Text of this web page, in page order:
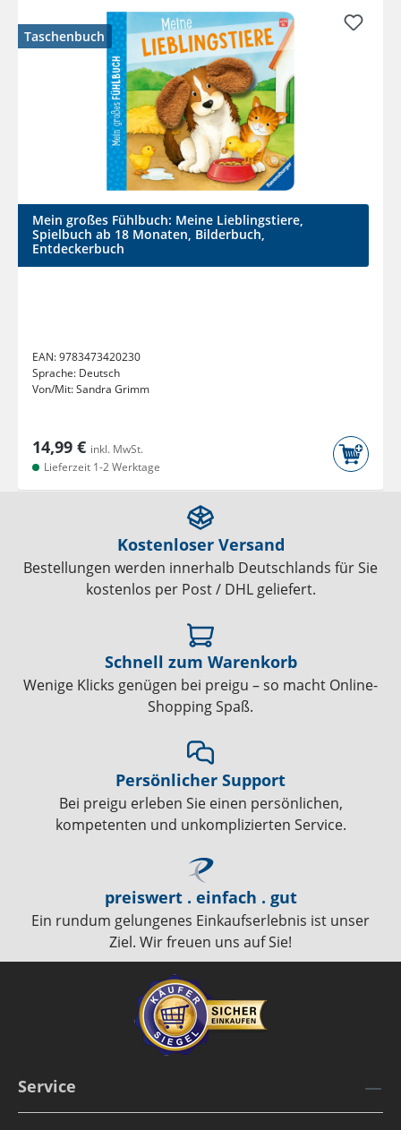
Taschenbuch
Mein großes Fühlbuch: Meine Lieblingstiere,
Spielbuch ab 18 Monaten, Bilderbuch,
Entdeckerbuch
EAN:9783473420230
Sprache: Deutsch
Von/Mit:Sandra Grimm
14,99 € inkl. MwSt.
Lieferzeit 1-2 Werktage
Kostenloser Versand
Bestellungen werden innerhalb Deutschlands für Sie
kostenlos per Post / DHL geliefert.
Schnell zum Warenkorb
Wenige Klicks genügen bei preigu – so macht Online-
Shopping Spaß.
Persönlicher Support
Bei preigu erleben Sie einen persönlichen,
kompetenten und unkomplizierten Service.
preiswert . einfach . gut
Ein rundum gelungenes Einkaufserlebnis ist unser
Ziel. Wir freuen uns auf Sie!
Service